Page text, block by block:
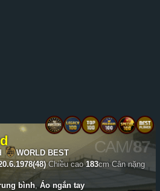
WORLD BEST
Chiều cao 183cmCân nặng
bình,Áo ngắn tay
CAM/87